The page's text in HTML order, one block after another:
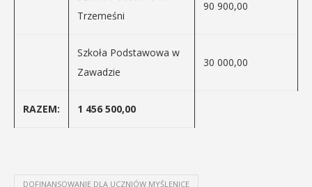
Trzemeśni
90 900,00
Szkoła Podstawowa w
Zawadzie
30 000,00
RAZEM: 1 456 500,00
DOFINANSOWANIE DLA UCZNIÓW MYŚLENICE